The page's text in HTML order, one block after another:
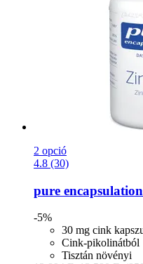
2 opció
4.8 (30)
pure
-5%
30 mg cink
Cink-pikolinátból
Tisztán növényi